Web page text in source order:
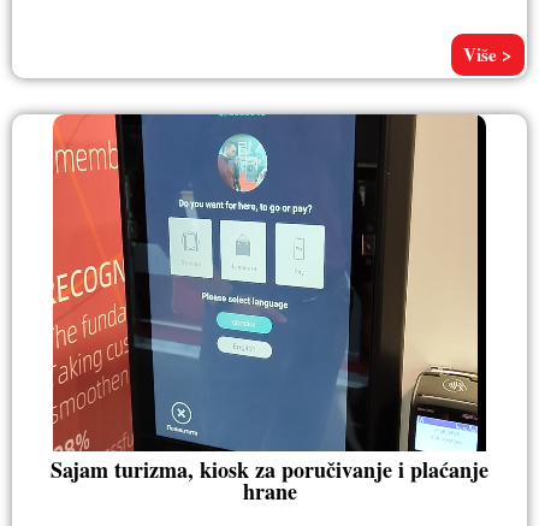
Više >
Sajam turizma, kiosk za poručivanje i plaćanje
hrane